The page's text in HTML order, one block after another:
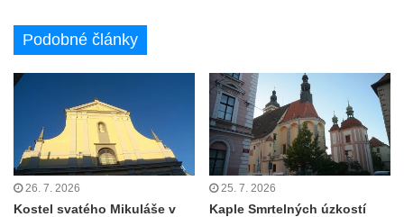
Kostel svatých Petra a Pavla v Semilech
Kostel Nanebevzetí Panny Marie (St. Mariä
Himmelfahrt) v Schirgiswalde
Kostel svaté Máří Magdaleny u hradu
Krasíkov
Kaple Olivetské hory pod věží kostela
svatého Michaela Archanděla v Bochově
Podobné články
26. 7. 2026
Kostel svatého Mikuláše v
25. 7. 2026
Kaple Smrtelných úzkostí